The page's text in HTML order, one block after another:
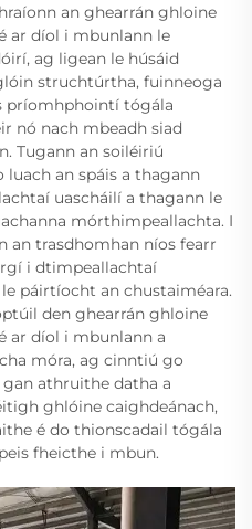
an ghearrán ghloine
ar díol i mbunlann le
ag ligean le húsáid
struchtúrtha, fuinneoga
príomhphointí tógála
nó nach mbeadh siad
Tugann an soiléiriú
an spáis a thagann
uascháilí a thagann le
mórthimpeallachta. I
an trasdhomhan níos fearr
i dtimpeallachtaí
páirtíocht an chustaiméara.
den ghearrán ghloine
ar díol i mbunlann a
móra, ag cinntiú go
athruithe datha a
ghlóine caighdeánach,
é do thionscadail tógála
fheicthe i mbun.